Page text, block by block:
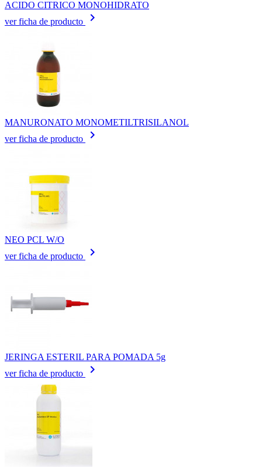
ACIDO CITRICO MONOHIDRATO
ver ficha de producto
keyboard_arrow_right
MANURONATO MONOMETILTRISILANOL
ver ficha de producto
keyboard_arrow_right
NEO PCL W/O
ver ficha de producto
keyboard_arrow_right
JERINGA ESTERIL PARA POMADA 5g
ver ficha de producto
keyboard_arrow_right